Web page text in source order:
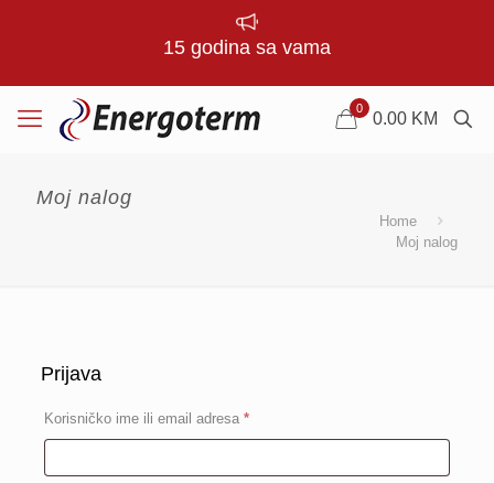
15 godina sa vama
0
0.00 KM
Moj nalog
Home
Moj nalog
Prijava
Korisničko ime ili email adresa *Obavezno